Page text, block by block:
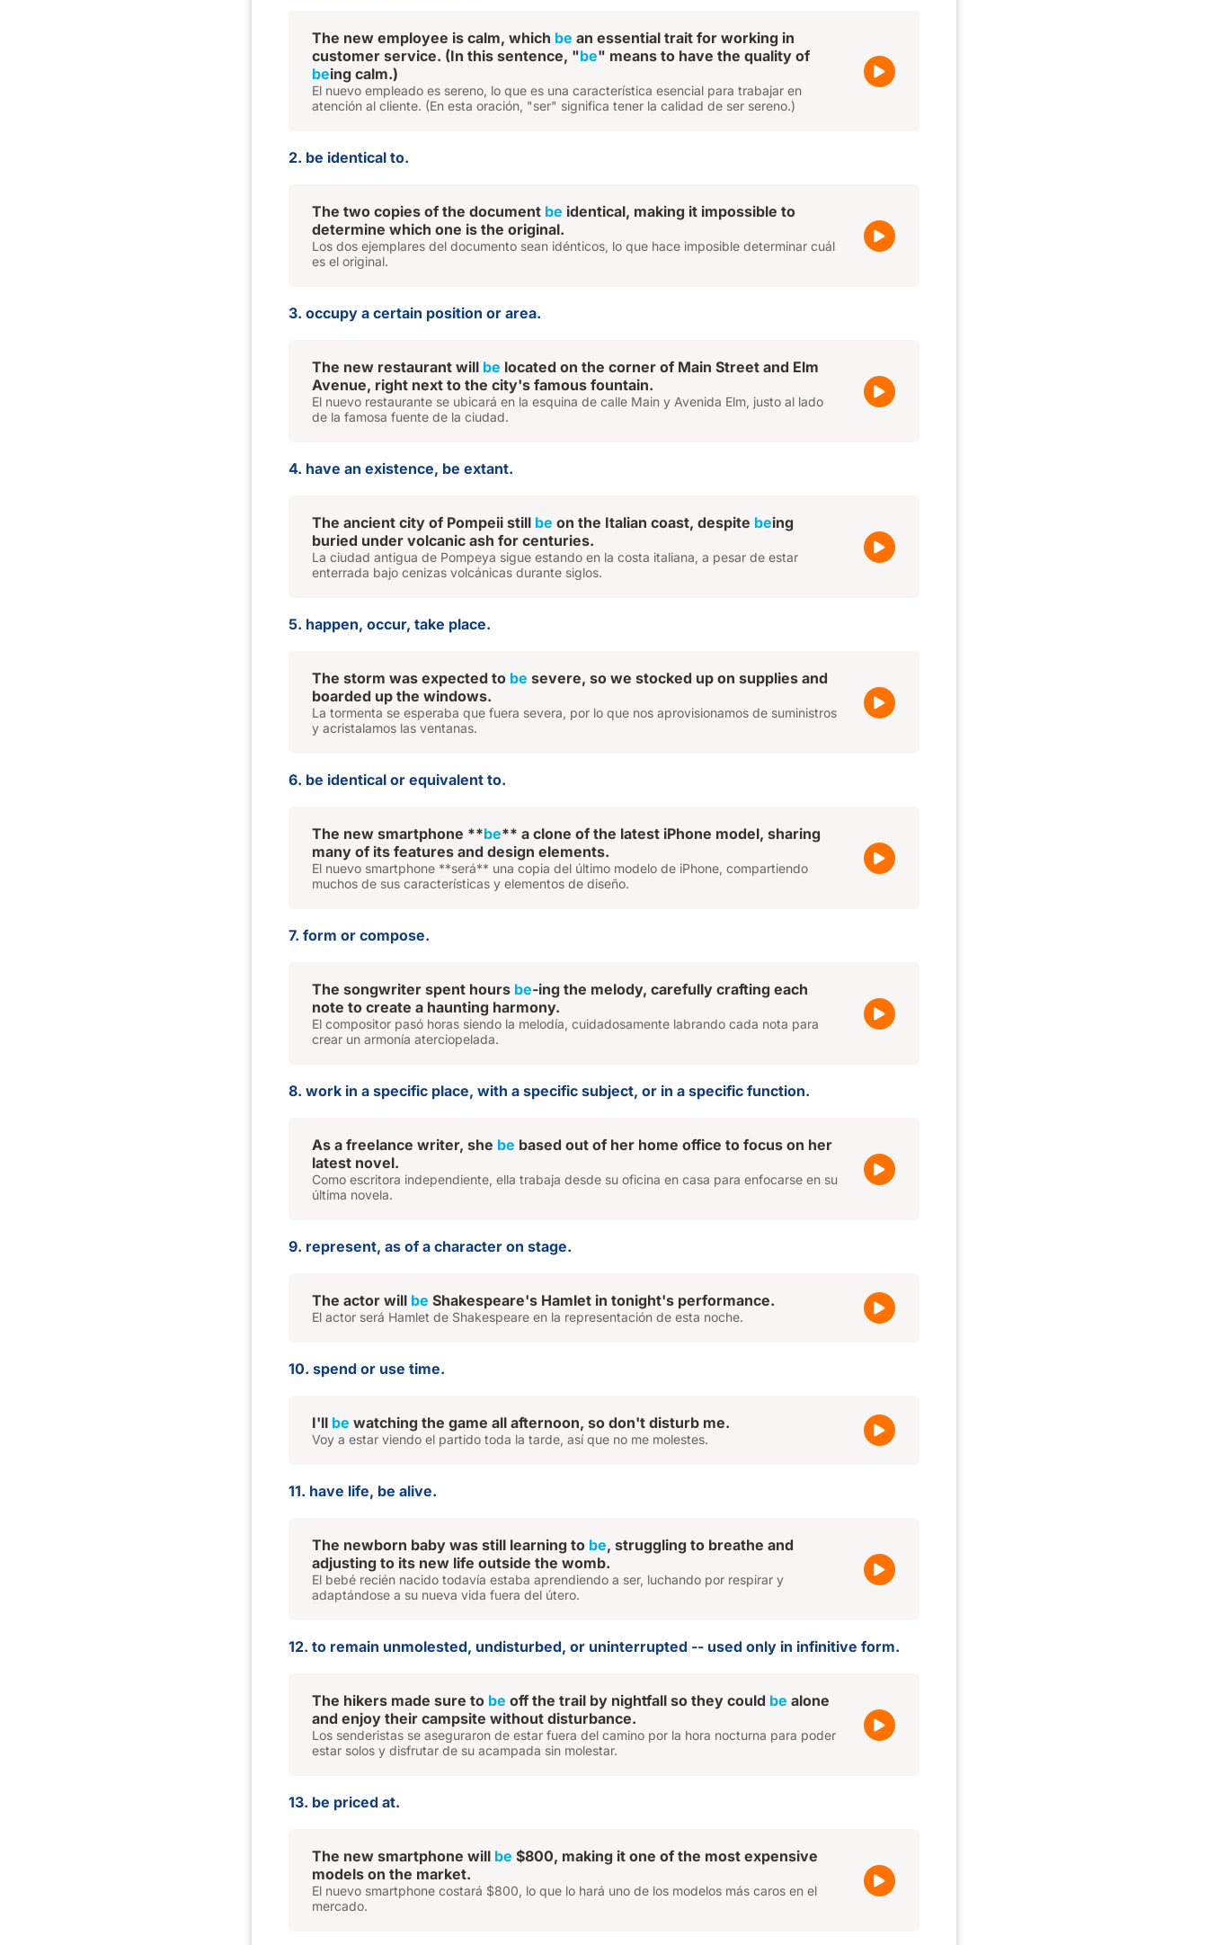
The new employee is calm, which be an essential trait for working in
customer service. (In this sentence, "be" means to have the quality of
being calm.)
El nuevo empleado es sereno, lo que es una característica esencial para trabajar en
atención al cliente. (En esta oración, "ser" significa tener la calidad de ser sereno.)
2. be identical to.
The two copies of the document be identical, making it impossible to
determine which one is the original.
Los dos ejemplares del documento sean idénticos, lo que hace imposible determinar cuál
es el original.
3. occupy a certain position or area.
The new restaurant will be located on the corner of Main Street and Elm
Avenue, right next to the city's famous fountain.
El nuevo restaurante se ubicará en la esquina de calle Main y Avenida Elm, justo al lado
de la famosa fuente de la ciudad.
4. have an existence, be extant.
The ancient city of Pompeii still be on the Italian coast, despite being
buried under volcanic ash for centuries.
La ciudad antigua de Pompeya sigue estando en la costa italiana, a pesar de estar
enterrada bajo cenizas volcánicas durante siglos.
5. happen, occur, take place.
The storm was expected to be severe, so we stocked up on supplies and
boarded up the windows.
La tormenta se esperaba que fuera severa, por lo que nos aprovisionamos de suministros
y acristalamos las ventanas.
6. be identical or equivalent to.
The new smartphone **be** a clone of the latest iPhone model, sharing
many of its features and design elements.
El nuevo smartphone **será** una copia del último modelo de iPhone, compartiendo
muchos de sus características y elementos de diseño.
7. form or compose.
The songwriter spent hours be-ing the melody, carefully crafting each
note to create a haunting harmony.
El compositor pasó horas siendo la melodía, cuidadosamente labrando cada nota para
crear un armonía aterciopelada.
8. work in a specific place, with a specific subject, or in a specific function.
As a freelance writer, she be based out of her home office to focus on her
latest novel.
Como escritora independiente, ella trabaja desde su oficina en casa para enfocarse en su
última novela.
9. represent, as of a character on stage.
The actor will be Shakespeare's Hamlet in tonight's performance.
El actor será Hamlet de Shakespeare en la representación de esta noche.
10. spend or use time.
I'll be watching the game all afternoon, so don't disturb me.
Voy a estar viendo el partido toda la tarde, así que no me molestes.
11. have life, be alive.
The newborn baby was still learning to be, struggling to breathe and
adjusting to its new life outside the womb.
El bebé recién nacido todavía estaba aprendiendo a ser, luchando por respirar y
adaptándose a su nueva vida fuera del útero.
12. to remain unmolested, undisturbed, or uninterrupted -- used only in infinitive form.
The hikers made sure to be off the trail by nightfall so they could be alone
and enjoy their campsite without disturbance.
Los senderistas se aseguraron de estar fuera del camino por la hora nocturna para poder
estar solos y disfrutar de su acampada sin molestar.
13. be priced at.
The new smartphone will be $800, making it one of the most expensive
models on the market.
El nuevo smartphone costará $800, lo que lo hará uno de los modelos más caros en el
mercado.